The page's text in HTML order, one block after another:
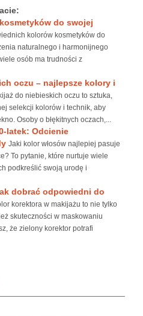
do swojej
kolorów kosmetyków do
naturalnego i harmonijnego
osób ma trudności z
oczu – najlepsze kolory i
do niebieskich oczu to sztuka,
selekcji kolorów i technik, aby
Osoby o błękitnych oczach,...
latek: Odcienie
Jaki kolor włosów najlepiej pasuje
To pytanie, które nurtuje wiele
podkreślić swoją urodę i
dobrać odpowiedni do
korektora w makijażu to nie tylko
skuteczności w maskowaniu
że zielony korektor potrafi